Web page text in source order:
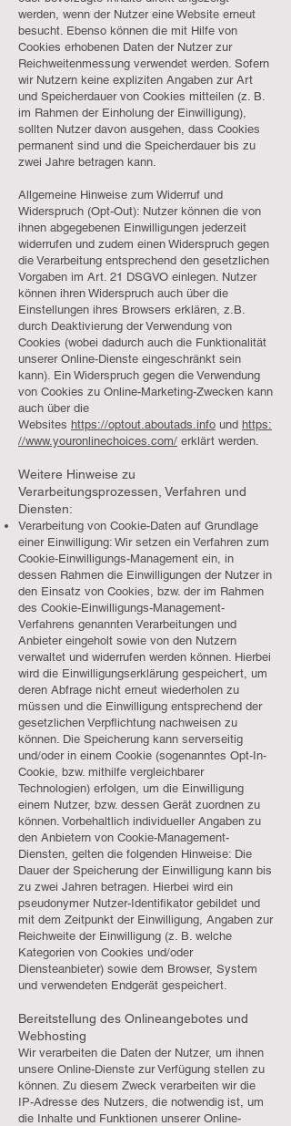
werden, wenn der Nutzer eine Website erneut
besucht. Ebenso können die mit Hilfe von
Cookies erhobenen Daten der Nutzer zur
Reichweitenmessung verwendet werden. Sofern
wir Nutzern keine expliziten Angaben zur Art
und Speicherdauer von Cookies mitteilen (z. B.
im Rahmen der Einholung der Einwilligung),
sollten Nutzer davon ausgehen, dass Cookies
permanent sind und die Speicherdauer bis zu
zwei Jahre betragen kann.
Allgemeine Hinweise zum Widerruf und
Widerspruch (Opt-Out): Nutzer können die von
ihnen abgegebenen Einwilligungen jederzeit
widerrufen und zudem einen Widerspruch gegen
die Verarbeitung entsprechend den gesetzlichen
Vorgaben im Art. 21 DSGVO einlegen. Nutzer
können ihren Widerspruch auch über die
Einstellungen ihres Browsers erklären, z.B.
durch Deaktivierung der Verwendung von
Cookies (wobei dadurch auch die Funktionalität
unserer Online-Dienste eingeschränkt sein
kann). Ein Widerspruch gegen die Verwendung
von Cookies zu Online-Marketing-Zwecken kann
auch über die
Websites https://optout.aboutads.info und https:
//www.youronlinechoices.com/ erklärt werden.
Weitere Hinweise zu
Verarbeitungsprozessen, Verfahren und
Diensten:
Verarbeitung von Cookie-Daten auf Grundlage
einer Einwilligung: Wir setzen ein Verfahren zum
Cookie-Einwilligungs-Management ein, in
dessen Rahmen die Einwilligungen der Nutzer in
den Einsatz von Cookies, bzw. der im Rahmen
des Cookie-Einwilligungs-Management-
Verfahrens genannten Verarbeitungen und
Anbieter eingeholt sowie von den Nutzern
verwaltet und widerrufen werden können. Hierbei
wird die Einwilligungserklärung gespeichert, um
deren Abfrage nicht erneut wiederholen zu
müssen und die Einwilligung entsprechend der
gesetzlichen Verpflichtung nachweisen zu
können. Die Speicherung kann serverseitig
und/oder in einem Cookie (sogenanntes Opt-In-
Cookie, bzw. mithilfe vergleichbarer
Technologien) erfolgen, um die Einwilligung
einem Nutzer, bzw. dessen Gerät zuordnen zu
können. Vorbehaltlich individueller Angaben zu
den Anbietern von Cookie-Management-
Diensten, gelten die folgenden Hinweise: Die
Dauer der Speicherung der Einwilligung kann bis
zu zwei Jahren betragen. Hierbei wird ein
pseudonymer Nutzer-Identifikator gebildet und
mit dem Zeitpunkt der Einwilligung, Angaben zur
Reichweite der Einwilligung (z. B. welche
Kategorien von Cookies und/oder
Diensteanbieter) sowie dem Browser, System
und verwendeten Endgerät gespeichert.
Bereitstellung des Onlineangebotes und
Webhosting
Wir verarbeiten die Daten der Nutzer, um ihnen
unsere Online-Dienste zur Verfügung stellen zu
können. Zu diesem Zweck verarbeiten wir die
IP-Adresse des Nutzers, die notwendig ist, um
die Inhalte und Funktionen unserer Online-